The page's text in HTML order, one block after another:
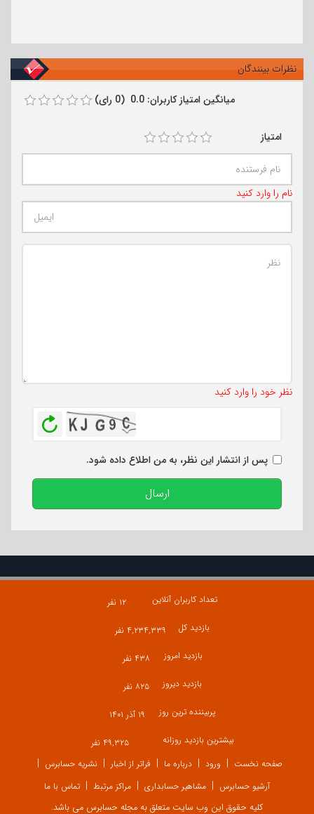
نظرات بینندگان
میانگین امتیاز کاربران: 0.0 (0 رای)
امتیاز
نام را وارد کنید
نظر خود را وارد کنید
پس از انتشار این نظر، به من اطلاع داده شود.
ارسال
تعداد کاربران آنلاین
۱۲ نفر
بازدید کل
۴,۲۳۴,۳۳۹ نفر
بازدید امروز
۴۳۸ نفر
بازدید دیروز
۸۲۵ نفر
پربیننده ترین روز
۱۹ آذر ۱۴۰۱
بیشترین بازدید روزانه
۴۹,۳۲۵ نفر
صفحه نخست
ورود درباره ما فراتر از اخبار
نشریه حسابرس
آرشیو حسابرس
مشاهیر حسابداری مراکز مرتبط تماس با ما
کلیه حقوق این وب سایت متعلق به مجله حسابرس می باشد.